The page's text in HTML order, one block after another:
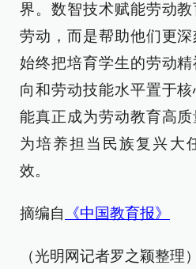
界。数智技术赋能劳动
劳动，而是帮助他们更
始终把培育学生的劳动
向和劳动技能水平置于
能真正成为劳动教育高质
为培养担当民族复兴大
效。
摘编自 《中国教育报》
（光明网记者罗之颖整理）